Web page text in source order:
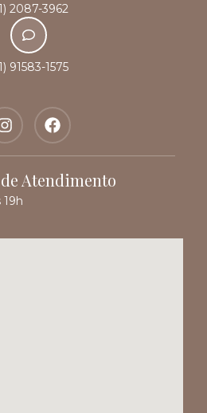
2087-3962
91583-1575
Atendimento
19h